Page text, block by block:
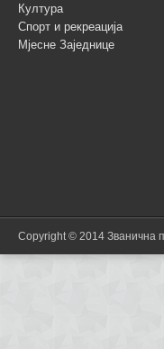
Култура
Спорт и рекреација
Мјесне Заједнице
Copyright © 2014 Званична